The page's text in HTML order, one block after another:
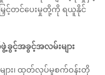
င့်တင်ပေးမှုတို့ကို ရယူနိုင်
င့်အခွင့်အလမ်းများ
း၊ ထုတ်လုပ်မှုစက်ဝန်းတို